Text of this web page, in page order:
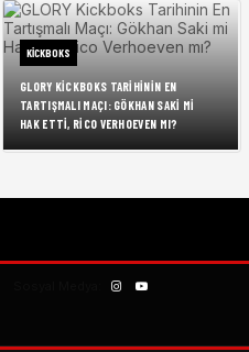
KICKBOKS
GLORY KICKBOKS TARIHININ EN
TARTIŞMALI MAÇI: GÖKHAN SAKI MI
HAK ETTI, RICO VERHOEVEN MI?